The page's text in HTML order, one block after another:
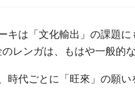
キは「文化輸出」の課題
レンガは、もはや一般的
代ごとに「旺來」の願